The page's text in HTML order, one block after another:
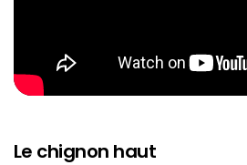
Le chignon haut